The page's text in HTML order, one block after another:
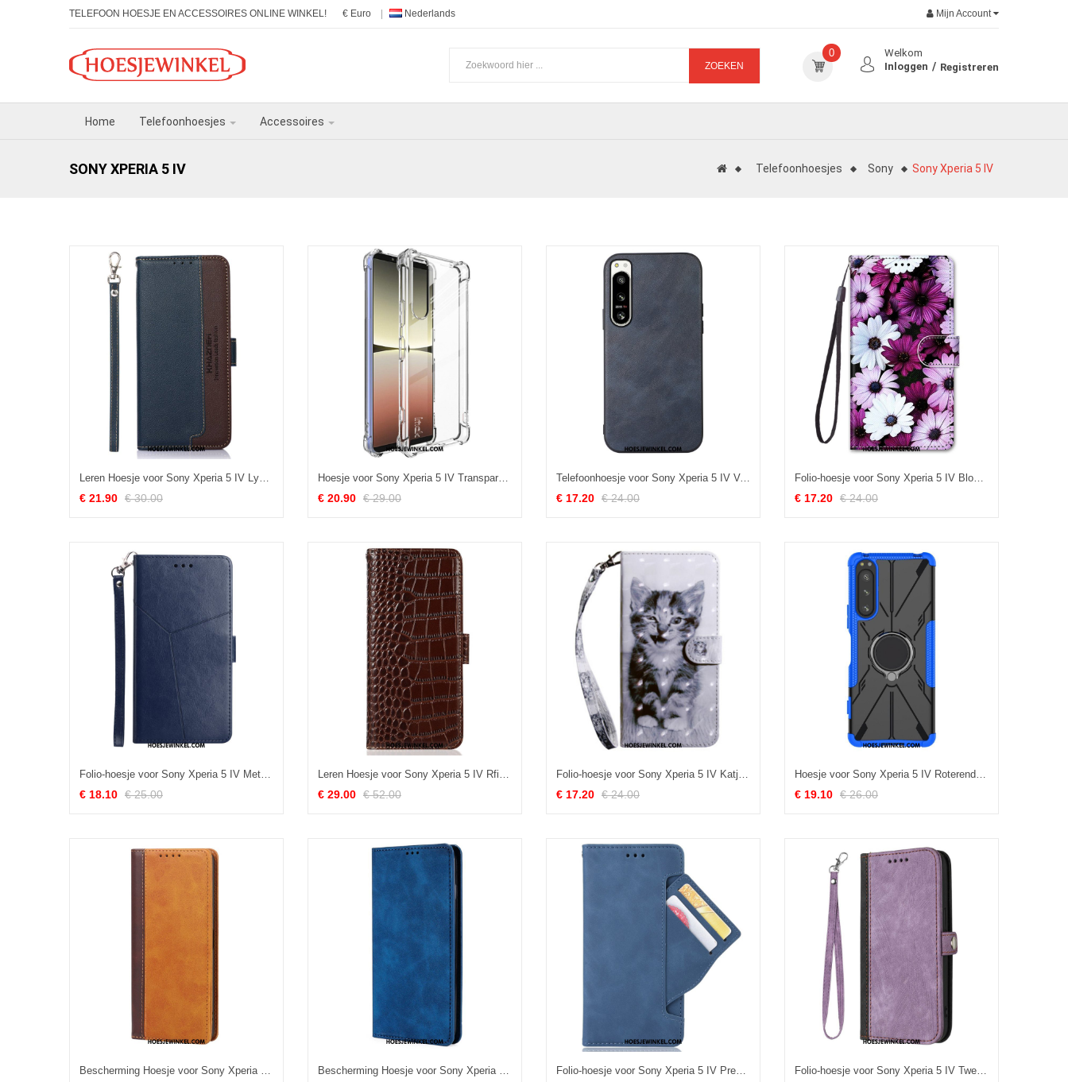
TELEFOON HOESJE EN ACCESSOIRES ONLINE WINKEL! € Euro Nederlands Mijn Account
ZOEKEN
Welkom
Inloggen
Registreren
0
Home Telefoonhoesjes Accessoires
SONY XPERIA 5 IV Telefoonhoesjes Sony Sony Xperia 5 IV
Leren Hoesje voor Sony Xperia 5 IV Lychee-stijl Rfid Khazneh
€ 21.90 € 30.00
Hoesje voor Sony Xperia 5 IV Transparant Imak
€ 20.90 € 29.00
Telefoonhoesje voor Sony Xperia 5 IV Verfijnd Uiterlijk Met Leereffect
€ 17.20 € 24.00
Folio-hoesje voor Sony Xperia 5 IV Bloemen Met Riem
€ 17.20 € 24.00
Folio-hoesje voor Sony Xperia 5 IV Met Ketting Y-patroon Met Bandjes
€ 18.10 € 25.00
Leren Hoesje voor Sony Xperia 5 IV Rfid In Krokodilstijl
€ 29.00 € 52.00
Folio-hoesje voor Sony Xperia 5 IV Katje Met Sleutelkoord
€ 17.20 € 24.00
Hoesje voor Sony Xperia 5 IV Roterende Ring
€ 19.10 € 26.00
Bescherming Hoesje voor Sony Xperia 5 IV Folio-hoesje Tweekleurig Leereffect Bescherming Hoesje voor Sony Xperia 5 IV Folio-hoesje Elegant Kunstleer Folio-hoesje voor Sony Xperia 5 IV Premier Class Met Meerdere Kaarten Folio-hoesje voor Sony Xperia 5 IV Tweekleurig Met Riem